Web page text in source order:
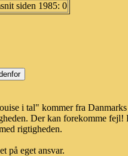
siden 1985: 0
i tal" kommer fra
Der kan forekomme
rigtigheden.
på eget ansvar.